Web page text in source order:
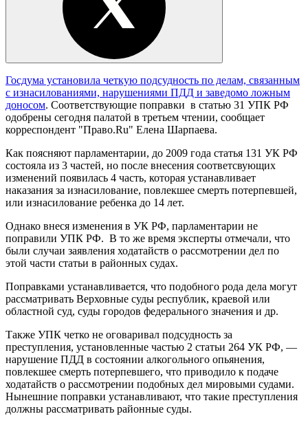
Госдума установила четкую подсудность по делам, связанным
с изнасилованиями, нарушениями ПДД и заведомо ложным
доносом. Соответствующие поправки в статью 31 УПК РФ
одобрены сегодня палатой в третьем чтении, сообщает
корреспондент "Право.Ru" Елена Шарпаева.
Как поясняют парламентарии, до 2009 года статья 131 УК РФ
состояла из 3 частей, но после внесения соответсвующих
изменений появилась 4 часть, которая устанавливает
наказания за изнасилование, повлекшее смерть потерпевшей,
или изнасилование ребенка до 14 лет.
Однако внеся изменения в УК РФ, парламентарии не
поправили УПК РФ. В то же время эксперты отмечали, что
были случаи заявления ходатайств о рассмотрении дел по
этой части статьи в районных судах.
Поправками устанавливается, что подобного рода дела могут
рассматривать Верховные суды республик, краевой или
областной суд, суды городов федерального значения и др.
Также УПК четко не оговаривал подсудность за
преступления, установленные частью 2 статьи 264 УК РФ, —
нарушение ПДД в состоянии алкогольного опьянения,
повлекшее смерть потерпевшего, что приводило к подаче
ходатайств о рассмотрении подобных дел мировыми судами.
Нынешние поправки устанавливают, что такие преступления
должны рассматривать районные суды.